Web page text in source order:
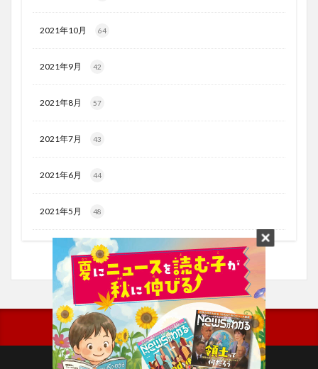
2021年10月 64
2021年9月 42
2021年8月 57
2021年7月 43
2021年6月 44
2021年5月 48